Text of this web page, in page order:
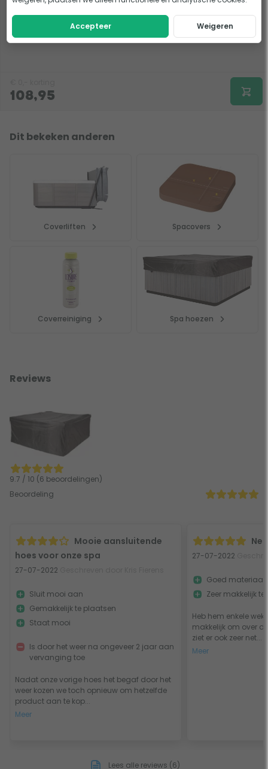
Voeg producten toe
108,95
Dit bekeken anderen
Coverliften Spacovers
Coverreiniging Spa hoezen
Reviews
9.7 / 10 (6 beoordelingen)
Beoordeling
Mooie aansluitende
hoes voor onze spa
27-07-2022
Nadat onze vorige hoes het begaf door het
weer kozen we toch opnieuw om hetzelfde
product aan te kop...
Meer
Sluit mooi aan
Gemakkelijk te plaatsen
Staat mooi
Is door het weer na ongeveer 2 jaar aan
vervanging toe
27-07-2022
Heb hem enkele
makkelijk om over
ziet er ook zeer net...
Meer
Goed materiaal
Zeer makkelijk
Lees alle reviews (6)
Accepteer Weigeren